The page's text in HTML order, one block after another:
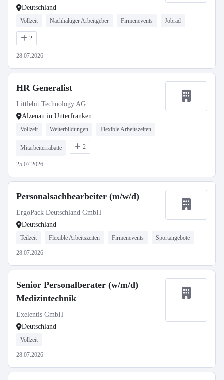
Deutschland
Vollzeit Nachhaltiger Arbeitgeber Firmenevents Jobrad
2
28.07.2026
HR Generalist
Littlebit Technology AG
Alzenau in Unterfranken
Vollzeit Weiterbildungen Flexible Arbeitszeiten
Mitarbeiterrabatte 2
25.07.2026
Personalsachbearbeiter (m/w/d)
ErgoPack Deutschland GmbH
Deutschland
Teilzeit Flexible Arbeitszeiten Firmenevents Sportangebote
28.07.2026
Senior Personalberater (w/m/d)
Medizintechnik
Exelentis GmbH
Deutschland
Vollzeit
28.07.2026